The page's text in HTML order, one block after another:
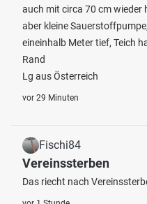
auch mit circa 70 cm wieder
aber kleine
eineinhalb Meter tief, Teich
Rand
Lg aus Österreich
vor 29 Minuten
Fischi84
Vereinssterben
Das riecht nach